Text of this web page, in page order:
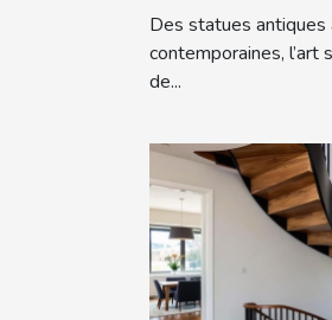
forme d’art
Des statues antiques
contemporaines, l’art
de...